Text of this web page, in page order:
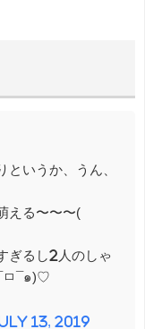
いうか、うん、
える〜〜〜(
ぎるし2人のしゃ
ㅁ¯๑)♡
13, 2019